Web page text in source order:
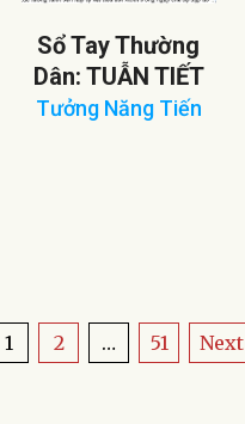
Sổ Tay Thường
Dân: TUẪN TIẾT
Tưởng Năng Tiến
Posts
1 2 … 51 Next